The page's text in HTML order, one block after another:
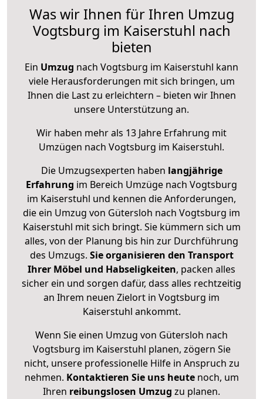
Was wir Ihnen für Ihren Umzug
Vogtsburg im Kaiserstuhl nach
bieten
Ein Umzug nach Vogtsburg im Kaiserstuhl kann
viele Herausforderungen mit sich bringen, um
Ihnen die Last zu erleichtern – bieten wir Ihnen
unsere Unterstützung an.
Wir haben mehr als 13 Jahre Erfahrung mit
Umzügen nach Vogtsburg im Kaiserstuhl.
Die Umzugsexperten haben langjährige
Erfahrung im Bereich Umzüge nach Vogtsburg
im Kaiserstuhl und kennen die Anforderungen,
die ein Umzug von Gütersloh nach Vogtsburg im
Kaiserstuhl mit sich bringt. Sie kümmern sich um
alles, von der Planung bis hin zur Durchführung
des Umzugs. Sie organisieren den Transport
Ihrer Möbel und Habseligkeiten, packen alles
sicher ein und sorgen dafür, dass alles rechtzeitig
an Ihrem neuen Zielort in Vogtsburg im
Kaiserstuhl ankommt.
Wenn Sie einen Umzug von Gütersloh nach
Vogtsburg im Kaiserstuhl planen, zögern Sie
nicht, unsere professionelle Hilfe in Anspruch zu
nehmen. Kontaktieren Sie uns heutenoch, um
Ihren reibungslosen Umzug zu planen.